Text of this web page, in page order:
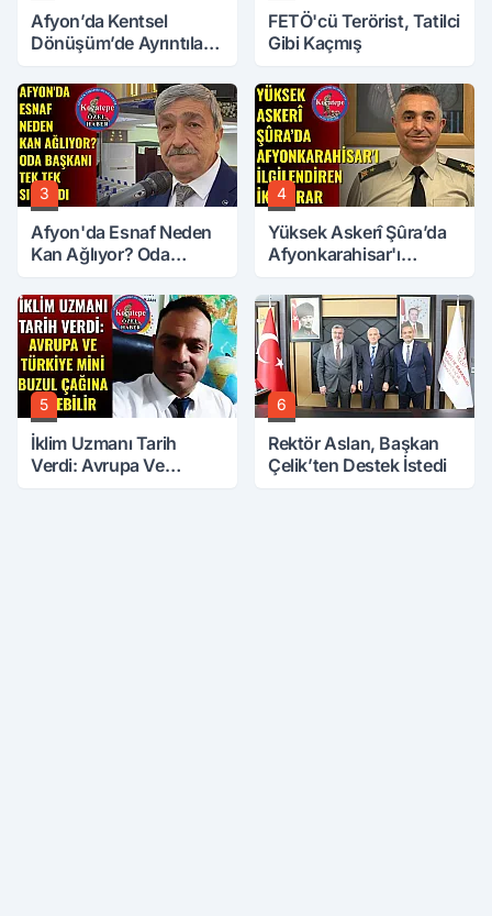
Afyon’da Kentsel
Dönüşüm’de Ayrıntılar
Nasıl Olacak?
FETÖ'cü Terörist, Tatilci
Gibi Kaçmış
3
Afyon'da Esnaf Neden
Kan Ağlıyor? Oda
4
Yüksek Askerî Şûra’da
Afyonkarahisar'ı
5
İklim Uzmanı Tarih
Verdi: Avrupa Ve
6
Rektör Aslan, Başkan
Çelik’ten Destek İstedi